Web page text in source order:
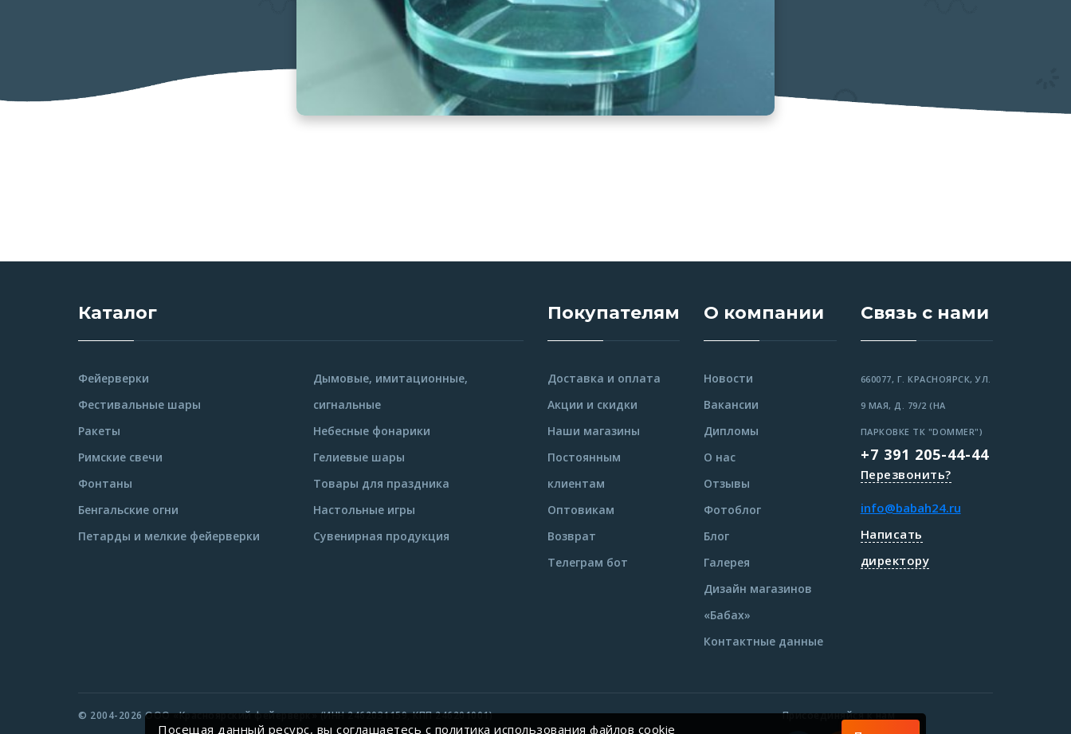
Каталог
Фейерверки
Фестивальные шары
Ракеты
Римские свечи
Фонтаны
Бенгальские огни
Петарды и мелкие фейерверки
Дымовые, имитационные,
сигнальные
Небесные фонарики
Гелиевые шары
Товары для праздника
Настольные игры
Сувенирная продукция
Покупателям
Доставка и оплата
Акции и скидки
Наши магазины
Постоянным
клиентам
Оптовикам
Возврат
Телеграм бот
О компании
Новости
Вакансии
Дипломы
О нас
Отзывы
Фотоблог
Блог
Галерея
Дизайн магазинов
«Бабах»
Контактные данные
Связь с нами
660077, Г. КРАСНОЯРСК, УЛ.
9 МАЯ, Д. 79/2 (НА
ПАРКОВКЕ ТК "DOMMER")
+7 391 205-44-44
Перезвонить?
info@babah24.ru
Написать
директору
© 2004-2026 ООО «Красноярский фейерверк» (ИНН 2462031159, КПП 246201001) Присоединяйся к нам
Посещая данный ресурс, вы соглашаетесь c политика использования файлов cookie